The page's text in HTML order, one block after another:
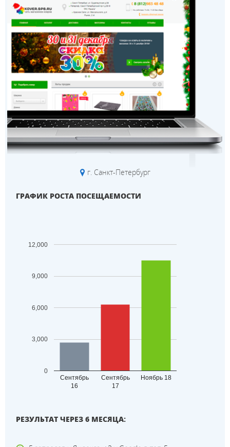
г. Санкт-Петербург
ГРАФИК РОСТА ПОСЕЩАЕМОСТИ
Сентябрь
16
Сентябрь
17
Ноябрь 18
0
3,000
6,000
9,000
12,000
РЕЗУЛЬТАТ ЧЕРЕЗ 6 МЕСЯЦА: